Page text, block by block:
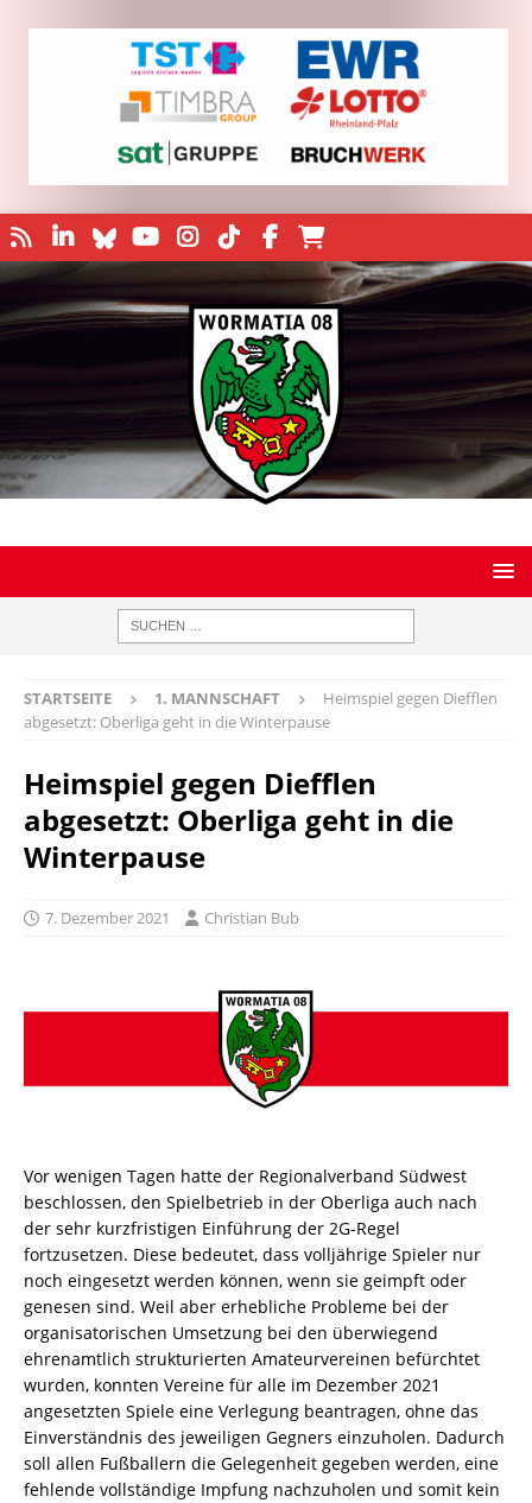
STARTSEITE 1. MANNSCHAFT
Heimspiel gegen Diefflen
abgesetzt: Oberliga geht in die Winterpause
Heimspiel gegen Diefflen
abgesetzt: Oberliga geht in die
Winterpause
7. Dezember 2021 Christian Bub
Vor wenigen Tagen hatte der Regionalverband Südwest
beschlossen, den Spielbetrieb in der Oberliga auch nach
der sehr kurzfristigen Einführung der 2G-Regel
fortzusetzen. Diese bedeutet, dass volljährige Spieler nur
noch eingesetzt werden können, wenn sie geimpft oder
genesen sind. Weil aber erhebliche Probleme bei der
organisatorischen Umsetzung bei den überwiegend
ehrenamtlich strukturierten Amateurvereinen befürchtet
wurden, konnten Vereine für alle im Dezember 2021
angesetzten Spiele eine Verlegung beantragen, ohne das
Einverständnis des jeweiligen Gegners einzuholen. Dadurch
soll allen Fußballern die Gelegenheit gegeben werden, eine
fehlende vollständige Impfung nachzuholen und somit kein